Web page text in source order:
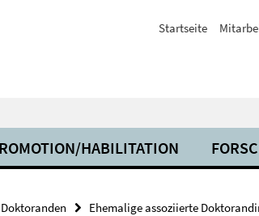
Startseite
HABILITATION
Ehemalige assoziierte